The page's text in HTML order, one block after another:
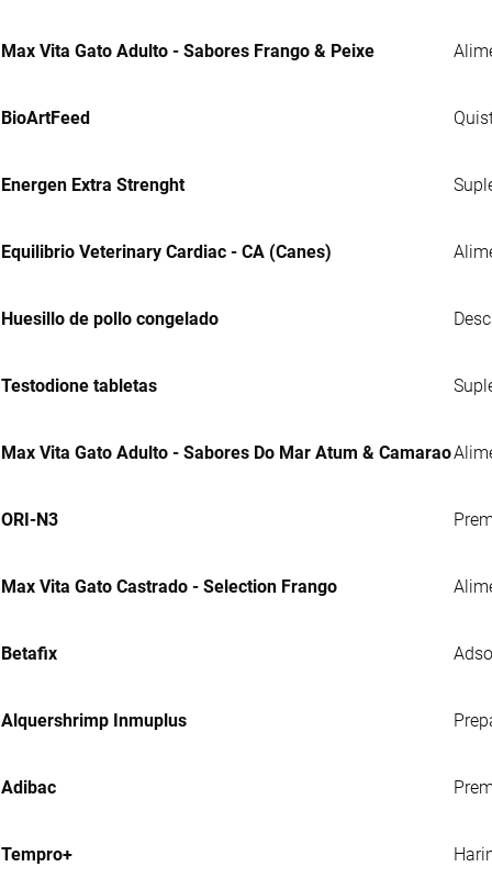
Max Vita Gato Adulto - Sabores Frango & Peixe
BioArtFeed
Energen Extra Strenght
Equilibrio Veterinary Cardiac - CA (Canes)
Huesillo de pollo congelado
Testodione tabletas
Max Vita Gato Adulto - Sabores Do Mar Atum & Camarao
ORI-N3
Max Vita Gato Castrado - Selection Frango
Betafix
Alquershrimp Inmuplus
Adibac
Tempro+